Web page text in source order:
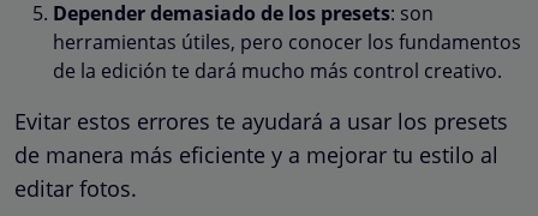
Depender demasiado de los presets: son
herramientas útiles, pero conocer los fundamentos
de la edición te dará mucho más control creativo.
Evitar estos errores te ayudará a usar los presets
de manera más eficiente y a mejorar tu estilo al
editar fotos.